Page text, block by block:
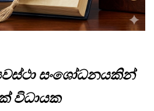
සංශෝධනයකින්
විධායක